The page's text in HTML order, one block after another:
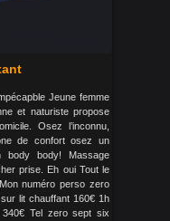
Jeune femme
et naturiste propose
Osez l’inconnu,
de confort osez un
body body! Massage
prise. Eh oui Tout le
numéro perso zero
lit chauffant 160€ 1h
Tel zero sept six